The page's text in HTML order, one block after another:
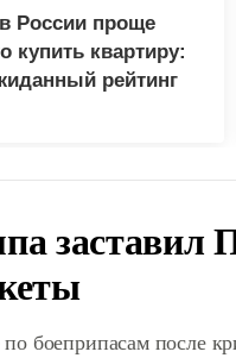
России проще
купить квартиру:
рейтинг
заставил
боеприпасам после